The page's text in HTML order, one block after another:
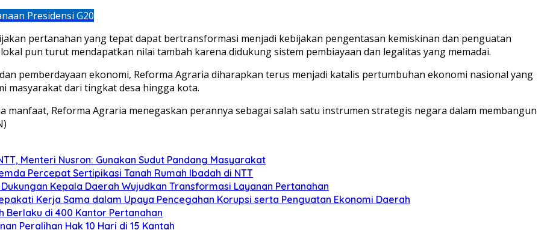
Presidensi G20
pertanahan yang tepat dapat bertransformasi menjadi kebijakan pengentasan kemiskinan dan penguatan
pun turut mendapatkan nilai tambah karena didukung sistem pembiayaan dan legalitas yang memadai.
pemberdayaan ekonomi, Reforma Agraria diharapkan terus menjadi katalis pertumbuhan ekonomi nasional yang
masyarakat dari tingkat desa hingga kota.
manfaat, Reforma Agraria menegaskan perannya sebagai salah satu instrumen strategis negara dalam membangun
Menteri Nusron: Gunakan Sudut Pandang Masyarakat
Percepat Sertipikasi Tanah Rumah Ibadah di NTT
Kepala Daerah Wujudkan Transformasi Layanan Pertanahan
Kerja Sama dalam Upaya Pencegahan Korupsi serta Penguatan Ekonomi Daerah
Berlaku di 400 Kantor Pertanahan
Peralihan Hak 10 Hari di 15 Kantah